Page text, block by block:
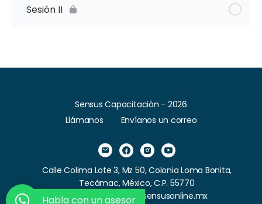
Sesión II
Sensus Capacitación - 2026
Llámanos
Envíanos un correo
Calle Colima Lote 3, Mz 50, Colonia Loma Bonita,
Tecámac, México, C.P. 55770
Correo: contacto@sensusonline.mx
Habla con un asesor